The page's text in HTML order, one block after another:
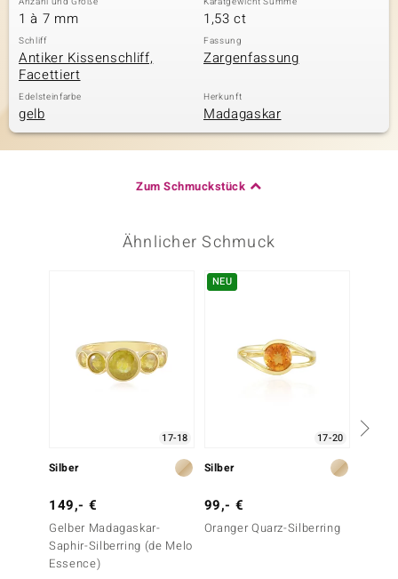
1 à 7 mm 1,53 ct
Schliff
Antiker Kissenschliff,
Facettiert
Fassung
Zargenfassung
Edelsteinfarbe
gelb
Herkunft
Madagaskar
Zum Schmuckstück
Ähnlicher Schmuck
17-18
Silber
149,- €
Gelber Madagaskar-
Saphir-Silberring (de Melo
Essence)
NEU
17-20
Silber
99,- €
Oranger Quarz-Silberring